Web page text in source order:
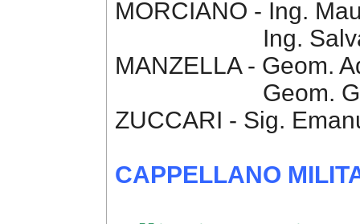
MORCIANO - Ing.
Ing. Salvatore
MANZELLA - Geom.
Geom.
ZUCCARI - Sig.
CAPPELLANO